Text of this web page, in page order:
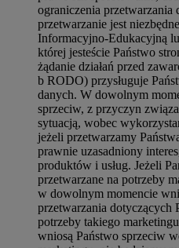
ograniczenia
przetwarzanie jest
Informacyjno-Edukacyjną
której jesteście Państwo
żądanie działań przed
b RODO) przysługuje
danych. W dowolnym
sprzeciw, z przyczyn
sytuacją, wobec
jeżeli przetwarzamy
prawnie uzasadniony
produktów i usług. Jeżeli
przetwarzane na potrzeby
w dowolnym momencie
przetwarzania dotyczących
potrzeby takiego
wniosą Państwo sprzeciw